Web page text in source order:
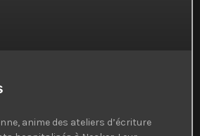
anime des ateliers d’écriture